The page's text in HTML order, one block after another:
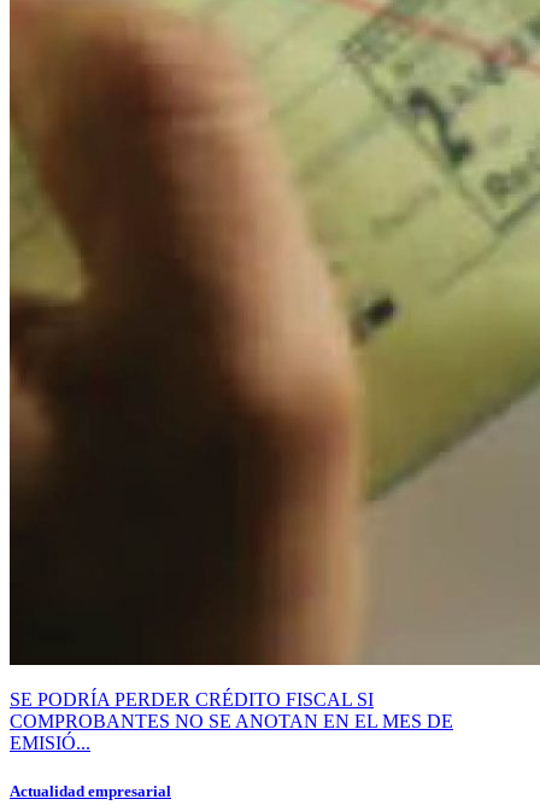
SE PODRÍA PERDER CRÉDITO FISCAL SI
COMPROBANTES NO SE ANOTAN EN EL MES DE
EMISIÓ...
Actualidad empresarial